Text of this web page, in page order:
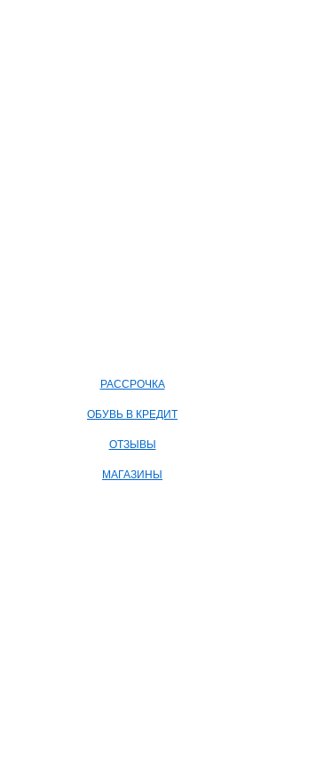
РАССРОЧКА
ОБУВЬ В КРЕДИТ
ОТЗЫВЫ
МАГАЗИНЫ